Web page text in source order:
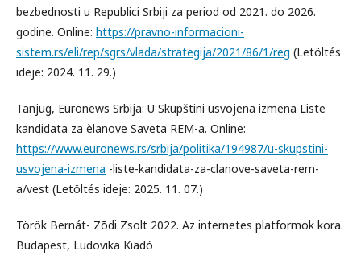
bezbednosti u Republici Srbiji za period od 2021. do 2026.
godine. Online: https://pravno-informacioni-
sistem.rs/eli/rep/sgrs/vlada/strategija/2021/86/1/reg (Letöltés
ideje: 2024. 11. 29.)
Tanjug, Euronews Srbija: U Skupštini usvojena izmena Liste
kandidata za èlanove Saveta REM-a. Online:
https://www.euronews.rs/srbija/politika/194987/u-skupstini-
usvojena-izmena -liste-kandidata-za-clanove-saveta-rem-
a/vest (Letöltés ideje: 2025. 11. 07.)
Török Bernát- Zõdi Zsolt 2022. Az internetes platformok kora.
Budapest, Ludovika Kiadó